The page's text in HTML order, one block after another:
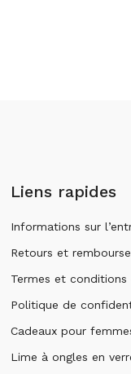
Liens rapides
Informations sur
Retours et
Termes et conditions
Politique de
Cadeaux pour
Lime à ongles en